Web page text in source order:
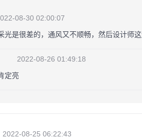
08-30 02:00:07
光是很差的，通风又不顺畅，然后设计师
2022-08-26 01:49:18
定亮
2022-08-25 06:22:43